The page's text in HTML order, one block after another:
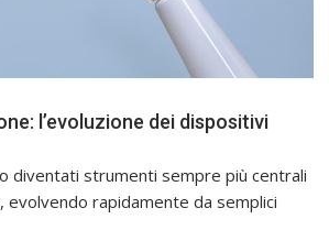
l’evoluzione dei dispositivi
diventati strumenti sempre più centrali
evolvendo rapidamente da semplici